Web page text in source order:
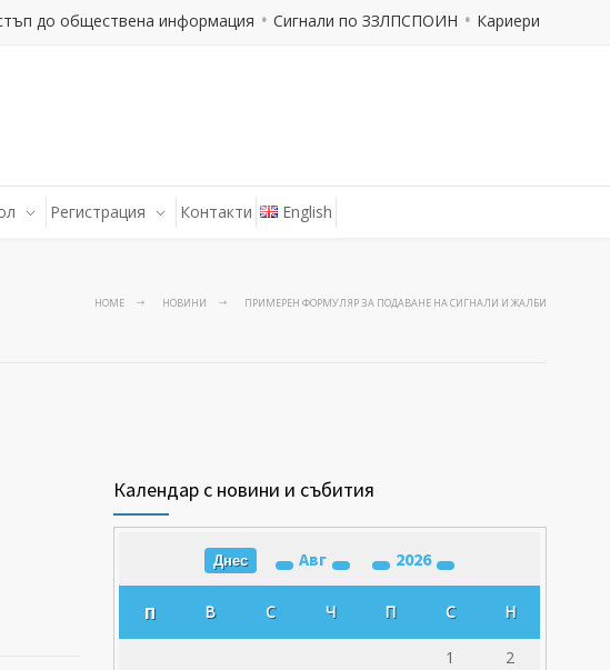
Кариери
Сигнали по ЗЗЛПСПОИН
до обществена информация
Регистрация Контакти English
HOME НОВИНИ ПРИМЕРЕН ФОРМУЛЯР ЗА ПОДАВАНЕ НА СИГНАЛИ И ЖАЛБИ
Календар с новини и събития
Днес Авг 2026
П В С Ч П С Н
1 2